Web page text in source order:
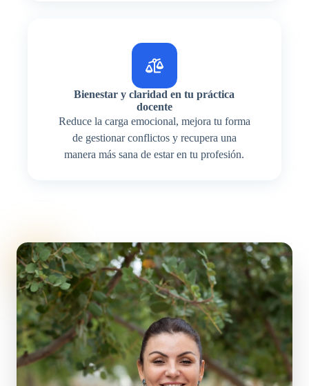
Bienestar y claridad en tu práctica
docente
Reduce la carga emocional, mejora tu forma
de gestionar conflictos y recupera una
manera más sana de estar en tu profesión.